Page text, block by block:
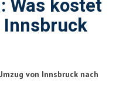
Was kostet
Innsbruck
von Innsbruck nach